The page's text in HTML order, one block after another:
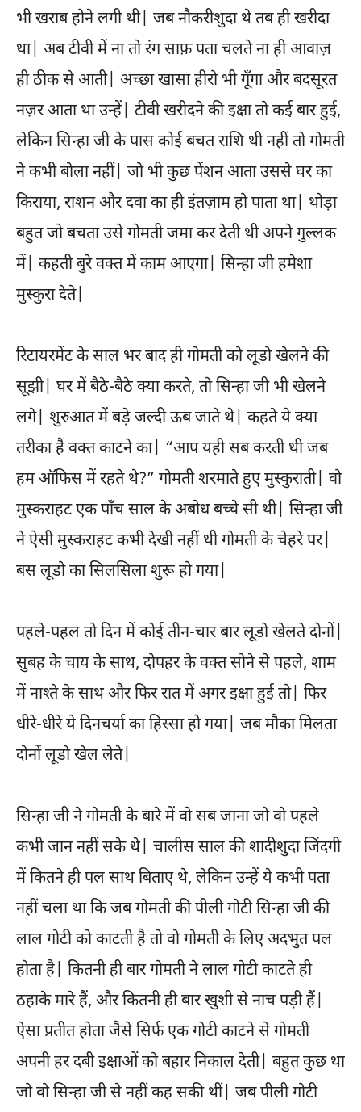
भी खराब होने लगी थी| जब नौकरीशुदा थे तब ही खरीदा
था| अब टीवी में ना तो रंग साफ़ पता चलते ना ही आवाज़
ही ठीक से आती| अच्छा खासा हीरो भी गूँगा और बदसूरत
नज़र आता था उन्हें| टीवी खरीदने की इक्षा तो कई बार हुई,
लेकिन सिन्हा जी के पास कोई बचत राशि थी नहीं तो गोमती
ने कभी बोला नहीं| जो भी कुछ पेंशन आता उससे घर का
किराया, राशन और दवा का ही इंतज़ाम हो पाता था| थोड़ा
बहुत जो बचता उसे गोमती जमा कर देती थी अपने गुल्लक
में| कहती बुरे वक्त में काम आएगा| सिन्हा जी हमेशा
मुस्कुरा देते|
रिटायरमेंट के साल भर बाद ही गोमती को लूडो खेलने की
सूझी| घर में बैठे-बैठे क्या करते, तो सिन्हा जी भी खेलने
लगे| शुरुआत में बड़े जल्दी ऊब जाते थे| कहते ये क्या
तरीका है वक्त काटने का| “आप यही सब करती थी जब
हम ऑफिस में रहते थे?” गोमती शरमाते हुए मुस्कुराती| वो
मुस्कराहट एक पाँच साल के अबोध बच्चे सी थी| सिन्हा जी
ने ऐसी मुस्कराहट कभी देखी नहीं थी गोमती के चेहरे पर|
बस लूडो का सिलसिला शुरू हो गया|
पहले-पहल तो दिन में कोई तीन-चार बार लूडो खेलते दोनों|
सुबह के चाय के साथ, दोपहर के वक्त सोने से पहले, शाम
में नाश्ते के साथ और फिर रात में अगर इक्षा हुई तो| फिर
धीरे-धीरे ये दिनचर्या का हिस्सा हो गया| जब मौका मिलता
दोनों लूडो खेल लेते|
सिन्हा जी ने गोमती के बारे में वो सब जाना जो वो पहले
कभी जान नहीं सके थे| चालीस साल की शादीशुदा जिंदगी
में कितने ही पल साथ बिताए थे, लेकिन उन्हें ये कभी पता
नहीं चला था कि जब गोमती की पीली गोटी सिन्हा जी की
लाल गोटी को काटती है तो वो गोमती के लिए अदभुत पल
होता है| कितनी ही बार गोमती ने लाल गोटी काटते ही
ठहाके मारे हैं, और कितनी ही बार खुशी से नाच पड़ी हैं|
ऐसा प्रतीत होता जैसे सिर्फ एक गोटी काटने से गोमती
अपनी हर दबी इक्षाओं को बहार निकाल देती| बहुत कुछ था
जो वो सिन्हा जी से नहीं कह सकी थीं| जब पीली गोटी